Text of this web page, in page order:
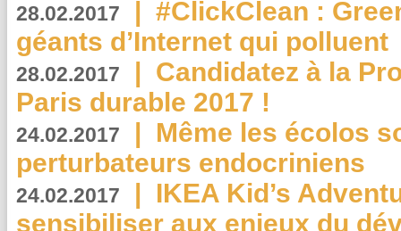
28.02.2017 | #ClickClean :
géants d’Internet qui polluent
28.02.2017 | Candidatez à la
Paris durable 2017 !
24.02.2017 | Même les écolos
perturbateurs endocriniens
24.02.2017 | IKEA Kid’s
sensibiliser aux enjeux du